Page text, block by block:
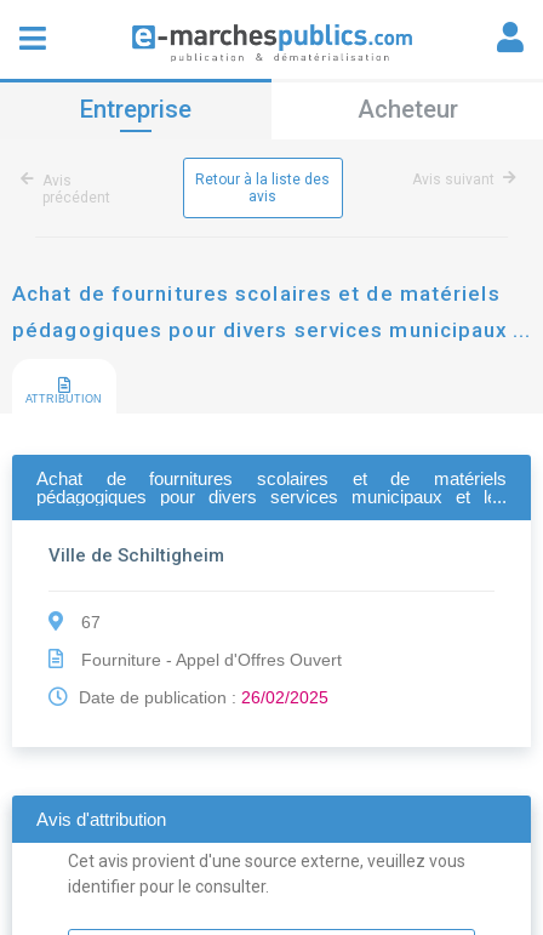
Entreprise Acheteur
Avis
précédent
Retour à la liste des
avis
Avis suivant
Achat de fournitures scolaires et de matériels
pédagogiques pour divers services municipaux
ATTRIBUTION
Achat de fournitures scolaires et de matériels
pédagogiques pour divers services municipaux et les
Ville de Schiltigheim
67
Fourniture - Appel d'Offres Ouvert
Date de publication : 26/02/2025
Avis d'attribution
Cet avis provient d'une source externe, veuillez vous
identifier pour le consulter.